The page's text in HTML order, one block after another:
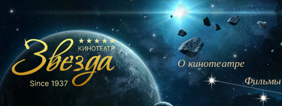
О кинотеатре
Фильмы